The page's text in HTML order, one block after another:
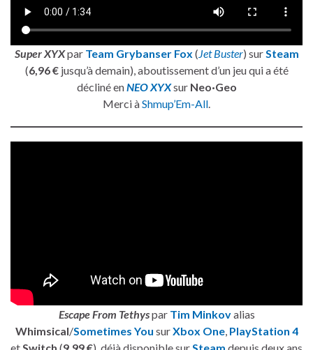
Super XYXpar Team Grybanser Fox (Jet Buster) surSteam
(6,96 €jusqu’à demain), aboutissement d’un jeu qui a été
décliné enNEO XYXsur Neo·Geo
Merci àShmup’Em-All.
Escape From Tethyspar Tim Minkovalias
Whimsical/Sometimes You surXbox One, PlayStation 4
et Switch (9,99 €), déjà disponible sur Steam depuis deux ans